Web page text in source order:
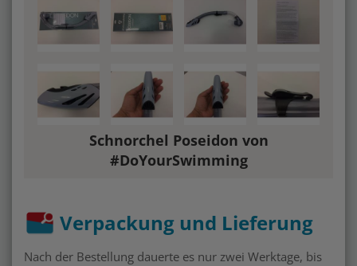
Schnorchel Poseidon von
#DoYourSwimming
Verpackung und Lieferung
Nach der Bestellung dauerte es nur zwei Werktage, bis